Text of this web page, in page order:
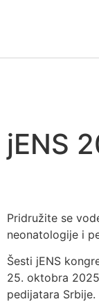
jENS
Pridružite se
neonatologije i
Šesti jENS
25. oktobra
pedijatara Srbije.